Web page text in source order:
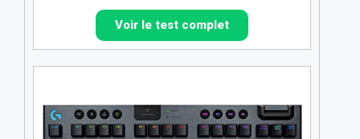
Voir le test complet